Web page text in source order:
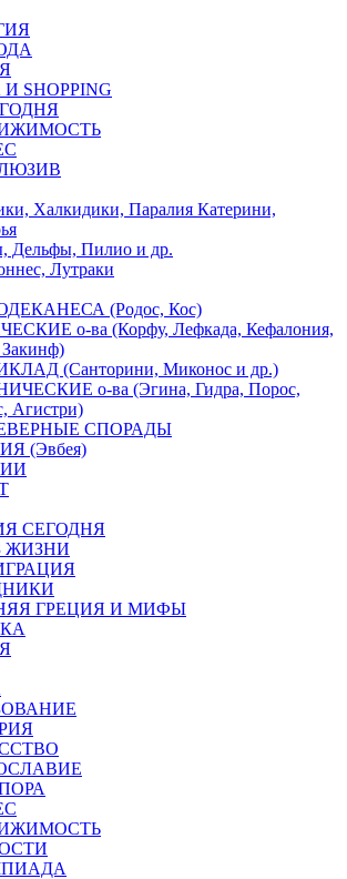
SHOPPING
Халкидики, Паралия Катерини,
Дельфы, Пилио и др.
Лутраки
(Родос, Кос)
о-ва (Корфу, Лефкада, Кефалония,
(Санторини, Миконос и др.)
о-ва (Эгина, Гидра, Порос,
Агистри)
СПОРАДЫ
(Эвбея)
СЕГОДНЯ
ЖИЗНИ
ГРЕЦИЯ И МИФЫ